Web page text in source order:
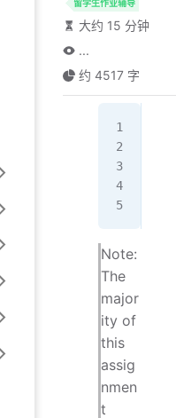
留学生作业辅导
大约 15 分钟
...
约 4517 字
Note:
The
major
ity of
this
assig
nmen
t